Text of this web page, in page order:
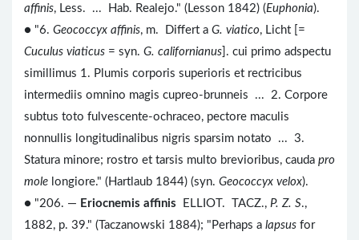
affinis, Less. ... Hab. Realejo." (Lesson 1842) (Euphonia).
● "6. Geococcyx affinis, m. Differt a G. viatico, Licht [=
Cuculus viaticus = syn. G. californianus ]. cui primo adspectu
simillimus 1. Plumis corporis superioris et rectricibus
intermediis omnino magis cupreo-brunneis ... 2. Corpore
subtus toto fulvescente-ochraceo, pectore maculis
nonnullis longitudinalibus nigris sparsim notato ... 3.
Statura minore; rostro et tarsis multo brevioribus, cauda pro
mole longiore." (Hartlaub 1844) (syn. Geococcyx velox).
● "206. — Eriocnemis affinis ELLIOT. TACZ., P. Z. S.,
1882, p. 39." (Taczanowski 1884); "Perhaps a lapsus for